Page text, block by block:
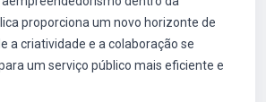
proporciona um novo horizonte de
a criatividade e a colaboração se
um serviço público mais eficiente e